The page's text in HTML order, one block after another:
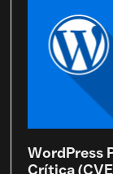
WordPress
Crítica